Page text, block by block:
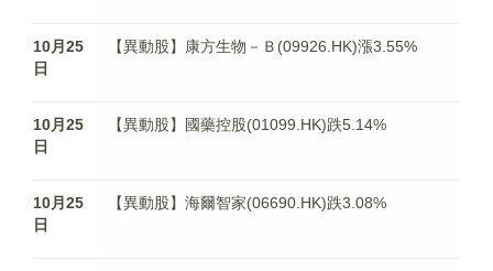
10月25
日
【異動股】康方生物－Ｂ(09926.HK)漲3.55%
10月25
日
【異動股】國藥控股(01099.HK)跌5.14%
10月25
日
【異動股】海爾智家(06690.HK)跌3.08%